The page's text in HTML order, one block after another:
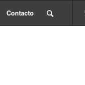
Contacto